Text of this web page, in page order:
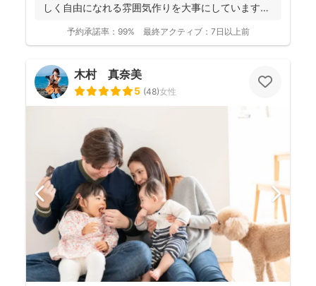
しく自由になれる雰囲気作りを大事にしています＾
予約承諾率： 99% 最終アクティブ： 7日以上前
木村 真奈美
5 (48)女性